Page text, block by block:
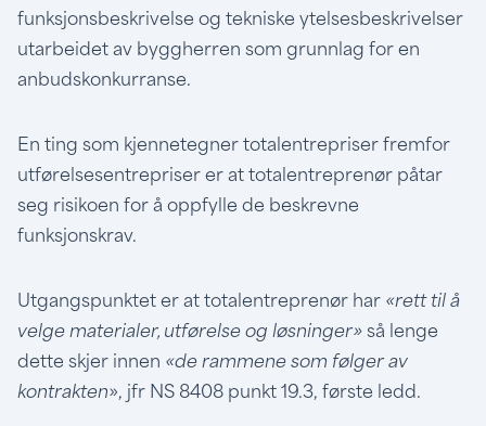
funksjonsbeskrivelse og tekniske ytelsesbeskrivelser
utarbeidet av byggherren som grunnlag for en
anbudskonkurranse.
En ting som kjennetegner totalentrepriser fremfor
utførelsesentrepriser er at totalentreprenør påtar
seg risikoen for å oppfylle de beskrevne
funksjonskrav.
Utgangspunktet er at totalentreprenør har «rett til å
velge materialer, utførelse og løsninger» så lenge
dette skjer innen «de rammene som følger av
kontrakten», jfr NS 8408 punkt 19.3, første ledd.